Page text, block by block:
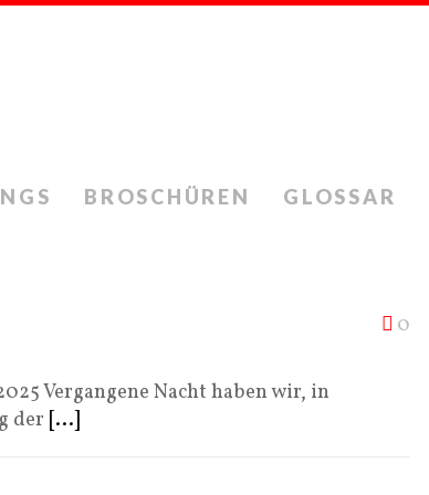
BROSCHÜREN GLOSSAR
0
Vergangene Nacht haben wir, in
der [...]